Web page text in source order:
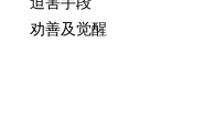
劝善及觉醒